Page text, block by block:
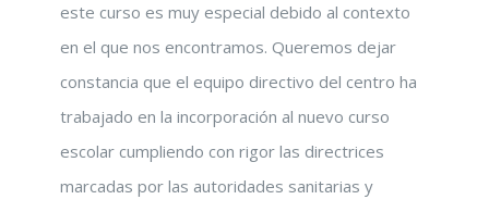
este curso es muy especial debido al contexto
en el que nos encontramos. Queremos dejar
constancia que el equipo directivo del centro ha
trabajado en la incorporación al nuevo curso
escolar cumpliendo con rigor las directrices
marcadas por las autoridades sanitarias y